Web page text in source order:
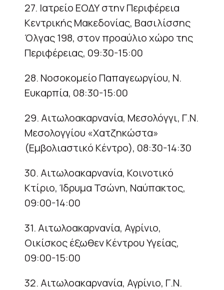
27. Ιατρείο ΕΟΔΥ στην Περιφέρεια
Κεντρικής Μακεδονίας, Βασιλίσσης
Όλγας 198, στον προαύλιο χώρο της
Περιφέρειας, 09:30-15:00
28. Νοσοκομείο Παπαγεωργίου, Ν.
Ευκαρπία, 08:30-15:00
29. Αιτωλοακαρνανία, Μεσολόγγι, Γ.Ν.
Μεσολογγίου «Χατζηκώστα»
(Εμβολιαστικό Κέντρο), 08:30-14:30
30. Αιτωλοακαρνανία, Κοινοτικό
Κτίριο, Ίδρυμα Τσώνη, Ναύπακτος,
09:00-14:00
31. Αιτωλοακαρνανία, Αγρίνιο,
Οικίσκος έξωθεν Κέντρου Υγείας,
09:00-15:00
32. Αιτωλοακαρνανία, Αγρίνιο, Γ.Ν.